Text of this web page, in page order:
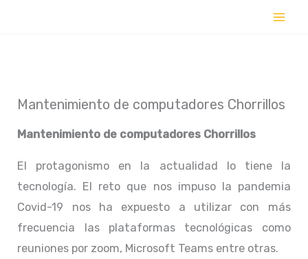
Mantenimiento de computadores Chorrillos
Mantenimiento de computadores Chorrillos
El protagonismo en la actualidad lo tiene la
tecnología. El reto que nos impuso la pandemia
Covid-19 nos ha expuesto a utilizar con más
frecuencia las plataformas tecnológicas como
reuniones por zoom, Microsoft Teams entre otras.